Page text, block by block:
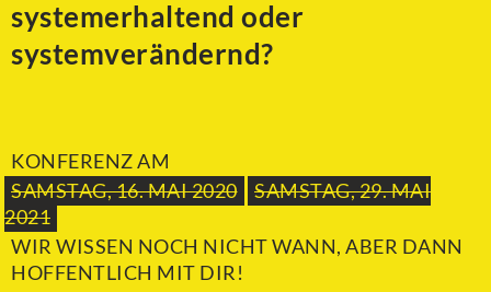
systemerhaltend oder
systemverändernd?
KONFERENZ AM
SAMSTAG, 16. MAI 2020
SAMSTAG, 29. MAI
2021
WIR WISSEN NOCH NICHT WANN, ABER DANN
HOFFENTLICH MIT DIR!